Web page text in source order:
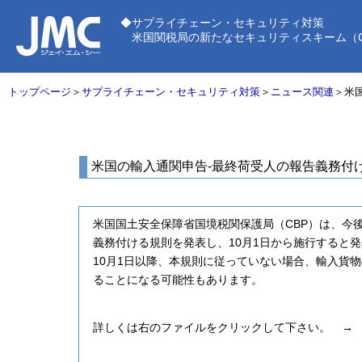
◆サプライチェーン・セキュリティ対策
米国関税局の新たなセキュリティスキーム（
トップページ ＞ サプライチェーン・セキュリティ対策 ＞ ニュース関連 ＞米
米国の輸入通関申告‐最終荷受人の報告義務付
米国国土安全保障省国境税関保護局（CBP）は、
義務付ける規則を発表し、10月1日から施行すると
10月1日以降、本規則に従っていない場合、輸入貨
ることになる可能性もあります。
詳しくは右のファイルをクリックして下さい。 →